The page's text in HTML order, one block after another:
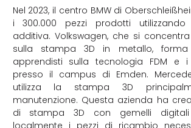
Nel 2023, il centro BMW di
i 300.000 pezzi prodotti
additiva. Volkswagen, che si
sulla stampa 3D in metallo,
apprendisti sulla tecnologia FDM e
presso il campus di Emden.
utilizza la stampa 3D
manutenzione. Questa azienda ha
di stampa 3D con gemelli
localmente i pezzi di ricambio